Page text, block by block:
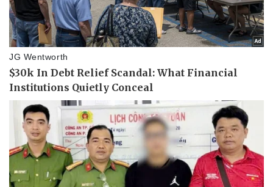
Pháp luật
Quân sự - Quốc phòng